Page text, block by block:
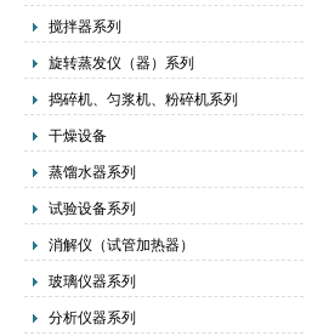
搅拌器系列
旋转蒸发仪（器）系列
捣碎机、匀浆机、粉碎机系列
干燥设备
蒸馏水器系列
试验设备系列
消解仪（试管加热器）
玻璃仪器系列
分析仪器系列